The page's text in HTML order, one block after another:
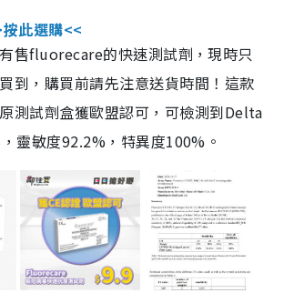
此選購<<
售fluorecare的快速測試劑，現時只
到，購買前請先注意送貨時間！這款
測試劑盒獲歐盟認可，可檢測到Delta
靈敏度92.2%，特異度100%。